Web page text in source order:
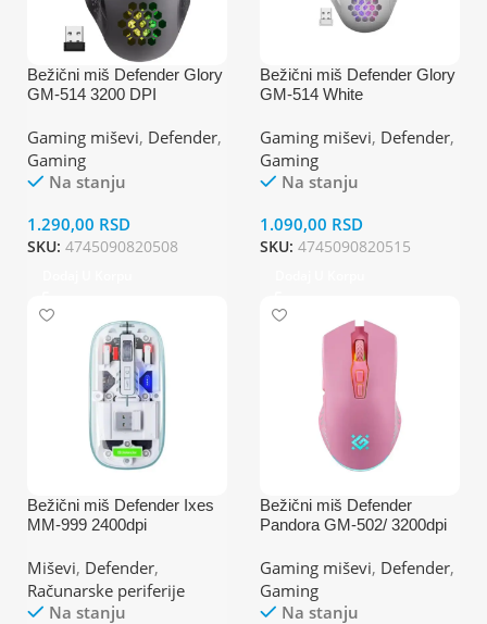
Bežični miš Defender Glory
GM-514 3200 DPI
Gaming miševi, Defender,
Gaming
Na stanju
1.290,00 RSD
SKU: 4745090820508
Bežični miš Defender Glory
GM-514 White
Gaming miševi, Defender,
Gaming
Na stanju
1.090,00 RSD
SKU: 4745090820515
Bežični miš Defender Ixes
MM-999 2400dpi
Miševi, Defender,
Računarske periferije
Na stanju
Bežični miš Defender
Pandora GM-502/ 3200dpi
Gaming miševi, Defender,
Gaming
Na stanju